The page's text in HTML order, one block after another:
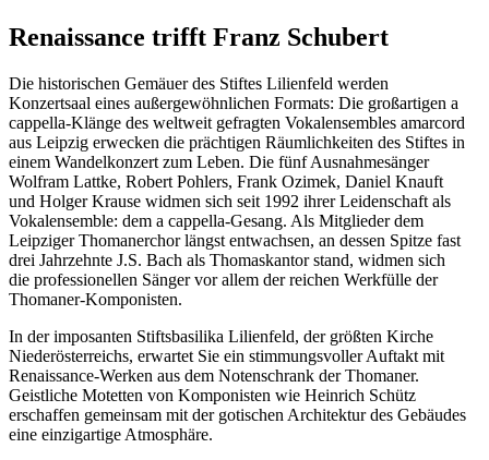
Renaissance trifft Franz Schubert
Die historischen Gemäuer des Stiftes Lilienfeld werden
Konzertsaal eines außergewöhnlichen Formats: Die großartigen a
cappella-Klänge des weltweit gefragten Vokalensembles amarcord
aus Leipzig erwecken die prächtigen Räumlichkeiten des Stiftes in
einem Wandelkonzert zum Leben. Die fünf Ausnahmesänger
Wolfram Lattke, Robert Pohlers, Frank Ozimek, Daniel Knauft
und Holger Krause widmen sich seit 1992 ihrer Leidenschaft als
Vokalensemble: dem a cappella-Gesang. Als Mitglieder dem
Leipziger Thomanerchor längst entwachsen, an dessen Spitze fast
drei Jahrzehnte J.S. Bach als Thomaskantor stand, widmen sich
die professionellen Sänger vor allem der reichen Werkfülle der
Thomaner-Komponisten.
In der imposanten Stiftsbasilika Lilienfeld, der größten Kirche
Niederösterreichs, erwartet Sie ein stimmungsvoller Auftakt mit
Renaissance-Werken aus dem Notenschrank der Thomaner.
Geistliche Motetten von Komponisten wie Heinrich Schütz
erschaffen gemeinsam mit der gotischen Architektur des Gebäudes
eine einzigartige Atmosphäre.